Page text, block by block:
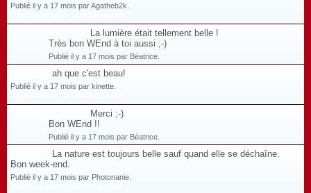
Publié il y a 17 mois par Agatheb2k.
La lumière était tellement belle !
Très bon WEnd à toi aussi ;-)
Publié il y a 17 mois par Béatrice.
ah que c'est beau!
Publié il y a 17 mois par kinette.
Merci ;-)
Bon WEnd !!
Publié il y a 17 mois par Béatrice.
La nature est toujours belle sauf quand elle se déchaîne.
Bon week-end.
Publié il y a 17 mois par Photonanie.